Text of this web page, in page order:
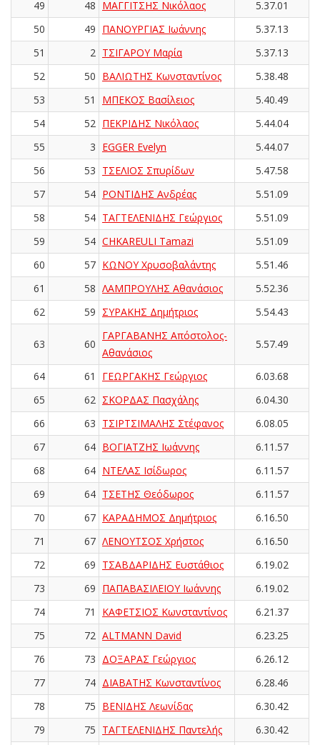
49 48 ΜΑΓΓΙΤΣΗΣ Νικόλαος
5.37.01
50
49 ΠΑΝΟΥΡΓΙΑΣ Ιωάννης
5.37.13
51
2 ΤΣΙΓΑΡΟΥ Μαρία
5.37.13
52
50 ΒΑΛΙΩΤΗΣ Κωνσταντίνος
5.38.48
53
51 ΜΠΕΚΟΣ Βασίλειος
5.40.49
54
52 ΠΕΚΡΙΔΗΣ Νικόλαος
5.44.04
55
3 EGGER Evelyn
5.44.07
56
53 ΤΣΕΛΙΟΣ Σπυρίδων
5.47.58
57
54 ΡΟΝΤΙΔΗΣ Ανδρέας
5.51.09
58
54 ΤΑΓΤΕΛΕΝΙΔΗΣ Γεώργιος
5.51.09
59
54 CHKAREULI Tamazi
5.51.09
60
57 ΚΩΝΟΥ Χρυσοβαλάντης
5.51.46
61
58 ΛΑΜΠΡΟΥΛΗΣ Αθανάσιος
5.52.36
62
59 ΣΥΡΑΚΗΣ Δημήτριος 5.54.43
63 60
ΓΑΡΓΑΒΑΝΗΣ Απόστολος-
Αθανάσιος
5.57.49
64 61 ΓΕΩΡΓΑΚΗΣ Γεώργιος
6.03.68
65
62 ΣΚΟΡΔΑΣ Πασχάλης
6.04.30
66
63 ΤΣΙΡΤΣΙΜΑΛΗΣ Στέφανος
6.08.05
67
64 ΒΟΓΙΑΤΖΗΣ Ιωάννης
6.11.57
68
64 ΝΤΕΛΑΣ Ισίδωρος
6.11.57
69
64 ΤΣΕΤΗΣ Θεόδωρος
6.11.57
70
67 ΚΑΡΑΔΗΜΟΣ Δημήτριος
6.16.50
71
67 ΛΕΝΟΥΤΣΟΣ Χρήστος
6.16.50
72
69 ΤΣΑΒΔΑΡΙΔΗΣ Ευστάθιος
6.19.02
73
69 ΠΑΠΑΒΑΣΙΛΕΙΟΥ Ιωάννης
6.19.02
74
71 ΚΑΦΕΤΣΙΟΣ Κωνσταντίνος
6.21.37
75
72 ALTMANN David
6.23.25
76
73 ΔΟΞΑΡΑΣ Γεώργιος
6.26.12
77
74 ΔΙΑΒΑΤΗΣ Κωνσταντίνος
6.28.46
78
75 ΒΕΝΙΔΗΣ Λεωνίδας
6.30.42
79
75 ΤΑΓΤΕΛΕΝΙΔΗΣ Παντελής
6.30.42